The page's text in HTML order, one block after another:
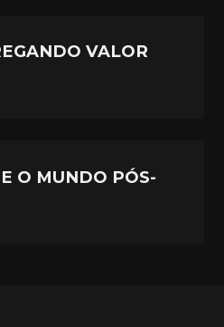
VALOR
O MUNDO PÓS-